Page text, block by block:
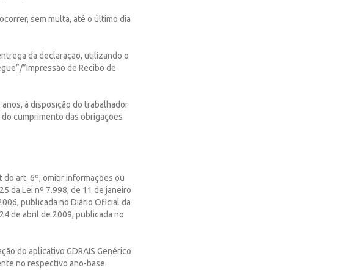
sem multa, até o último dia
da declaração, utilizando o
”Impressão de Recibo de
à disposição do trabalhador
cumprimento das obrigações
art. 6º, omitir informações ou
da Lei nº 7.998, de 11 de janeiro
publicada no Diário Oficial da
de abril de 2009, publicada no
do aplicativo GDRAIS Genérico
no respectivo ano-base.